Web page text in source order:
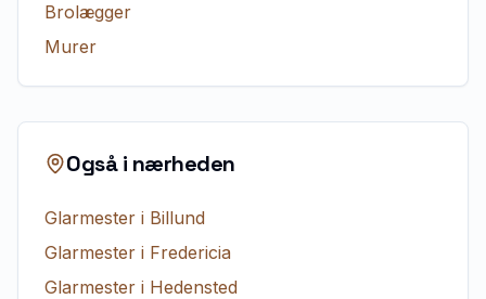
Brolægger
Murer
Også i nærheden
Glarmester i Billund
Glarmester i Fredericia
Glarmester i Hedensted